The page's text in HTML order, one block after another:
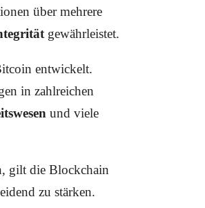
über mehrere
gewährleistet.
entwickelt.
in zahlreichen
und viele
gilt die Blockchain
zu stärken.